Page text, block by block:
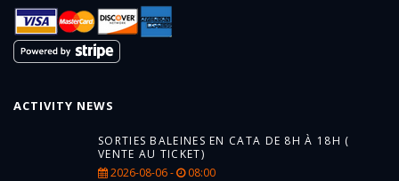
ACTIVITY NEWS
SORTIES BALEINES EN CATA DE 8H À 18H (
VENTE AU TICKET)
2026-08-06 -
08:00